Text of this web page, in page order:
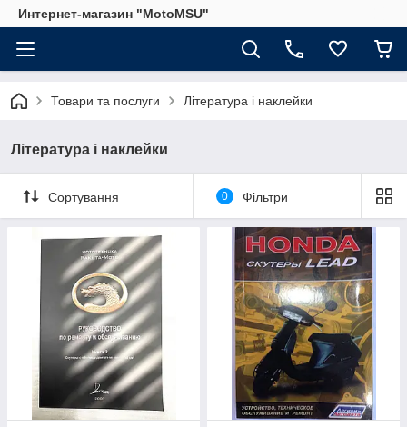
Интернет-магазин "MotoMSU"
Товари та послуги Література і наклейки
Література і наклейки
Сортування 0 Фільтри